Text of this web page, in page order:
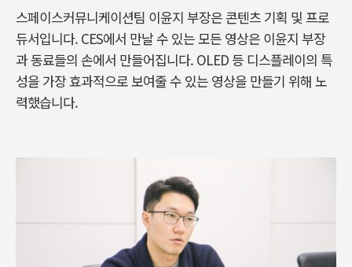
스페이스커뮤니케이션팀 이윤지 부장은 콘텐츠 기획 및 프로
듀서입니다. CES에서 만날 수 있는 모든 영상은 이윤지 부장
과 동료들의 손에서 만들어집니다. OLED 등 디스플레이의 특
성을 가장 효과적으로 보여줄 수 있는 영상을 만들기 위해 노
력했습니다.